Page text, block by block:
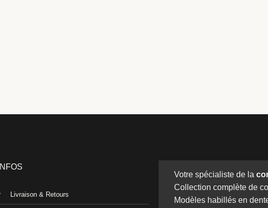
INFOS
Livraison & Retours
Votre spécialiste de la
Collection complète de
Modèles habillés en